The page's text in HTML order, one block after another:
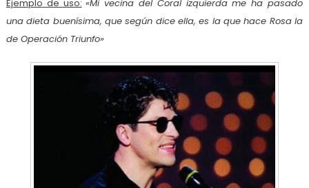
Ejemplo de uso: «Mi vecina del Coral izquierda me ha pasado
una dieta buenísima, que según dice ella, es la que hace Rosa la
de Operación Triunfo»